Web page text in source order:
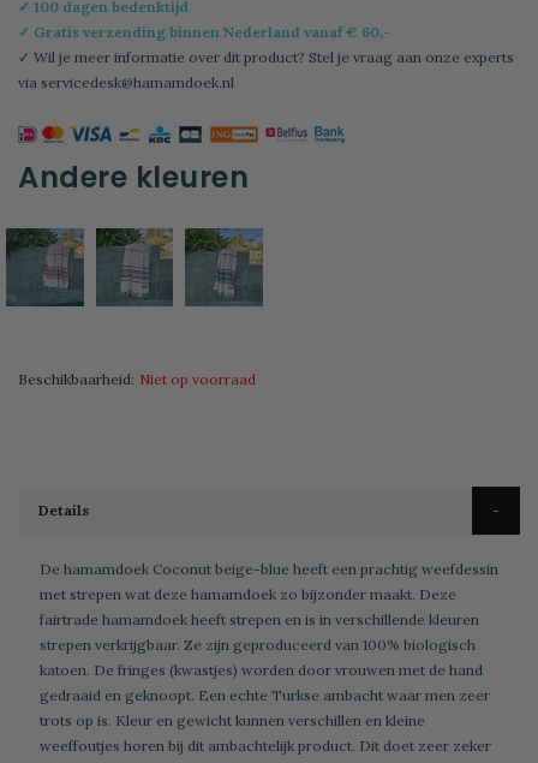
✓ 100 dagen bedenktijd
✓ Gratis verzending binnen Nederland vanaf € 60,-
✓ Wil je meer informatie over dit product? Stel je vraag aan onze experts
via servicedesk@hamamdoek.nl
Andere kleuren
Beschikbaarheid: Niet op voorraad
Details
De hamamdoek Coconut beige-blue heeft een prachtig weefdessin
met strepen wat deze hamamdoek zo bijzonder maakt. Deze
fairtrade hamamdoek heeft strepen en is in verschillende kleuren
strepen verkrijgbaar. Ze zijn geproduceerd van 100% biologisch
katoen. De fringes (kwastjes) worden door vrouwen met de hand
gedraaid en geknoopt. Een echte Turkse ambacht waar men zeer
trots op is. Kleur en gewicht kunnen verschillen en kleine
weeffoutjes horen bij dit ambachtelijk product. Dit doet zeer zeker